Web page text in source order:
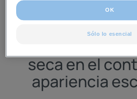
DEXERYL:
TRATAMIENTO
seca en el
apariencia
Sólo lo esencial
OK